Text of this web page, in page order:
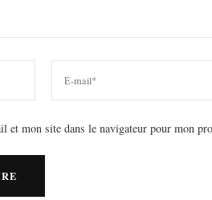
et mon site dans le navigateur pour mon